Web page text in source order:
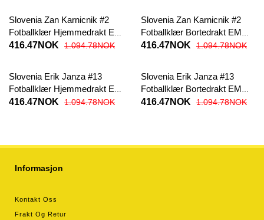
Slovenia Zan Karnicnik #2
Fotballklær Hjemmedrakt EM
2024 Kortermet
416.47NOK 1.094.78NOK
Slovenia Zan Karnicnik #2
Fotballklær Bortedrakt EM
2024 Kortermet
416.47NOK 1.094.78NOK
Slovenia Erik Janza #13
Fotballklær Hjemmedrakt EM
2024 Kortermet
416.47NOK 1.094.78NOK
Slovenia Erik Janza #13
Fotballklær Bortedrakt EM
2024 Kortermet
416.47NOK 1.094.78NOK
Informasjon
Kontakt Oss
Frakt Og Retur